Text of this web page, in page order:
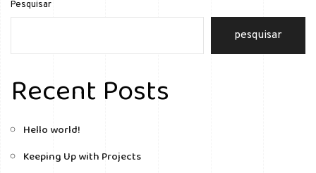
Pesquisar
pesquisar
Recent Posts
Hello world!
Keeping Up with Projects